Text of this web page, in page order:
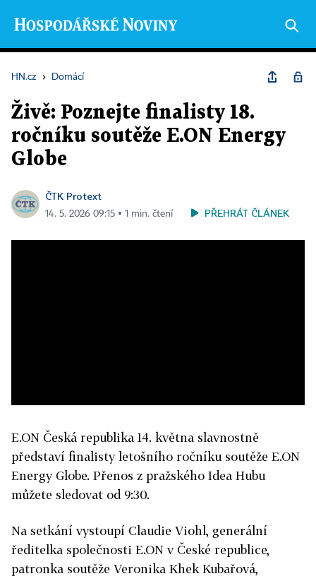
HN.cz › Domácí
Živě: Poznejte finalisty 18.
ročníku soutěže E.ON Energy
Globe
ČTK Protext
14. 5. 2026 09:15 ▪ 1 min. čtení PŘEHRÁT ČLÁNEK
E.ON Česká republika 14. května slavnostně
představí finalisty letošního ročníku soutěže E.ON
Energy Globe. Přenos z pražského Idea Hubu
můžete sledovat od 9:30.
Na setkání vystoupí Claudie Viohl, generální
ředitelka společnosti E.ON v České republice,
patronka soutěže Veronika Khek Kubařová,